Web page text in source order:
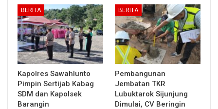
BERITA
Kapolres Sawahlunto
Pimpin Sertijab Kabag
SDM dan Kapolsek
Barangin
BERITA
Pembangunan
Jembatan TKR
Lubuktarok Sijunjung
Dimulai, CV Beringin